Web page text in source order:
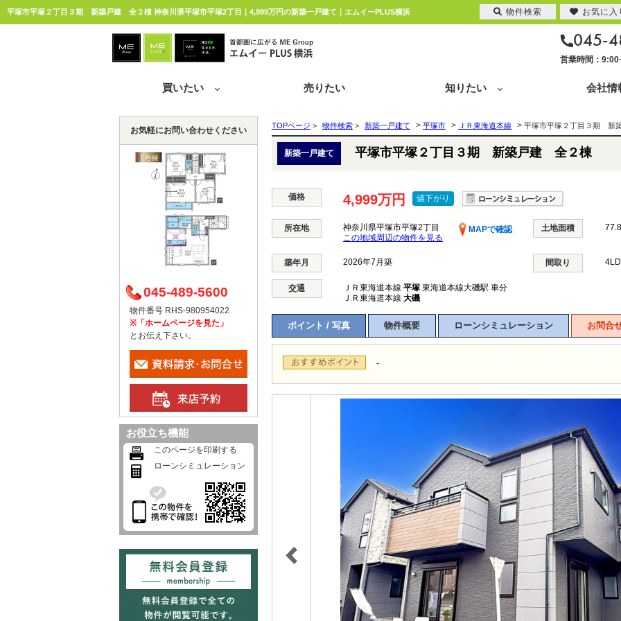
平塚市平塚２丁目３期 新築戸建 全２棟 神奈川県平塚市平塚2丁目｜4,999万円の新築一戸建て｜エムイーPLUS横浜
045-
営業時間：
買いたい 売りたい 知りたい 会社情
TOPページ > 物件検索 > 新築一戸建て > 平塚市 > ＪＲ東海道本線 > 平塚市平塚２丁目３期 新
新築一戸建て 平塚市平塚２丁目３期 新築戸建 全２棟
価格 4,999万円 値下がり
所在地 神奈川県平塚市平塚2丁目
MAPで確認
この地域周辺の物件を見る
土地面積
築年月 2026年7月築 間取り
交通 ＪＲ東海道本線 平塚 東海道本線大磯駅 車分
ＪＲ東海道本線 大磯
ポイント / 写真 物件概要 ローンシミュレーション お問合
-
お気軽にお問い合わせください
045-489-5600
物件番号 RHS-980954022
※「ホームページを見た」
とお伝え下さい。
お役立ち機能
このページを印刷する
ローンシミュレーション
物件検索 お気に入